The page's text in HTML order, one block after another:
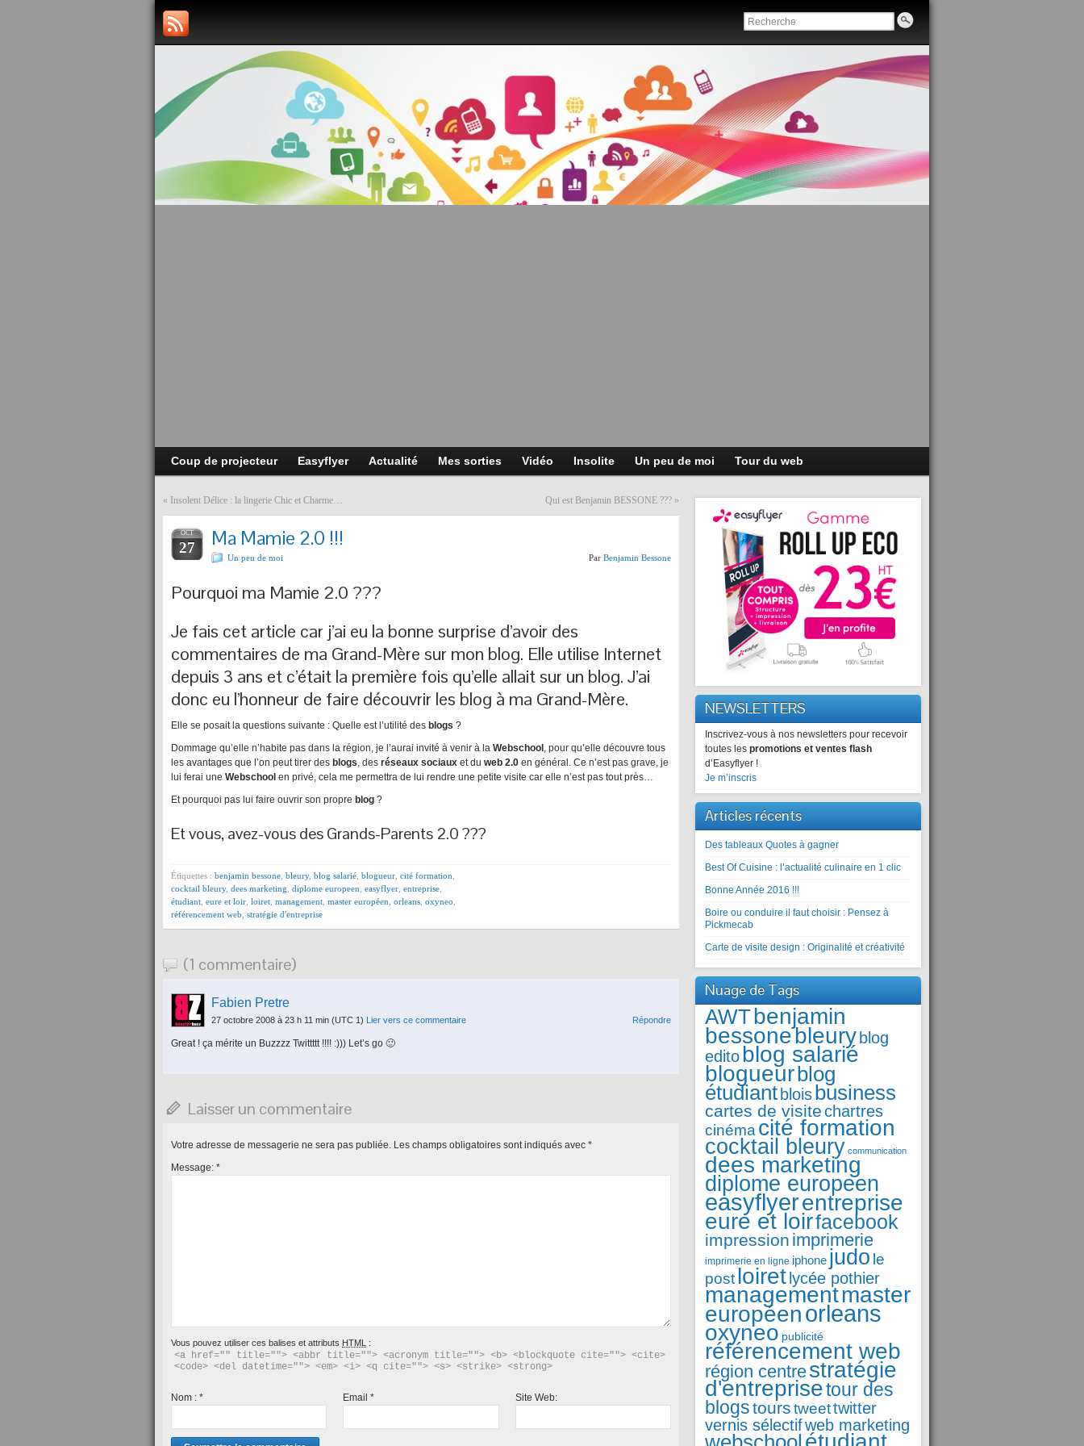
Coup de projecteur Easyflyer Actualité Mes sorties Vidéo Insolite Un peu de moi Tour du web
« Insolent Délice : la lingerie Chic et Charme… Qui est Benjamin BESSONE ??? »
OCT
27 Ma Mamie 2.0 !!!
Un peu de moi Par Benjamin Bessone
Pourquoi ma Mamie 2.0 ???
Je fais cet article car j’ai eu la bonne surprise d’avoir des
commentaires de ma Grand-Mère sur mon blog. Elle utilise Internet
depuis 3 ans et c’était la première fois qu’elle allait sur un blog. J’ai
donc eu l’honneur de faire découvrir les blog à ma Grand-Mère.
Elle se posait la questions suivante : Quelle est l’utilité des blogs ?
Dommage qu’elle n’habite pas dans la région, je l’aurai invité à venir à la Webschool , pour qu’elle découvre tous
les avantages que l’on peut tirer des blogs, des réseaux sociaux et du web 2.0 en général. Ce n’est pas grave, je
lui ferai une Webschool en privé, cela me permettra de lui rendre une petite visite car elle n’est pas tout près…
Et pourquoi pas lui faire ouvrir son propre blog ?
Et vous, avez-vous des Grands-Parents 2.0 ???
Étiquettes : benjamin bessone bleury, blog salarié blogueur cité formation
cocktail bleury, dees marketing diplome europeen easyflyer entreprise
étudiant eure et loir loiret management master européen orleans oxyneo
référencement web stratégie d'entreprise
(1 commentaire)
Fabien Pretre
27 octobre 2008 à 23 h 11 min (UTC 1) Lier vers ce commentaire Répondre
Great ! ça mérite un Buzzzz Twittttt !!!! :))) Let’s go 🙂
Laisser un commentaire
Votre adresse de messagerie ne sera pas publiée. Les champs obligatoires sont indiqués avec *
Message: *
Vous pouvez utiliser ces balises et attributs HTML :
<a href="" title=""> <abbr title=""> <acronym title=""> <b> <blockquote cite=""> <cite>
<code> <del datetime=""> <em> <i> <q cite=""> <s> <strike> <strong>
Nom : * Email* Site Web:
NEWSLETTERS
Inscrivez-vous à nos newsletters pour recevoir
toutes les promotions et ventes flash
d’Easyflyer !
Je m’inscris
Articles récents
Des tableaux Quotes à gagner
Best Of Cuisine : l’actualité culinaire en 1 clic
Bonne Année 2016 !!!
Boire ou conduire il faut choisir : Pensez à
Pickmecab
Carte de visite design : Originalité et créativité
Nuage de Tags
AWTbenjamin
bessonebleury blog
editoblog salarié
blogueur blog
étudiant bloisbusiness
cartes de visitechartres
cinémacité formation
cocktail bleury communication
dees marketing
diplome europeen
easyflyerentreprise
eure et loirfacebook
impression imprimerie
imprimerie en ligne iphone judo le
postloiret lycée pothier
managementmaster
européenorleans
oxyneo publicité
référencement web
région centrestratégie
d'entreprisetour des
blogstourstweettwitter
vernis sélectifweb marketing